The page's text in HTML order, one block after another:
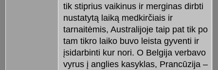
tik stiprius vaikinus ir merginas dirbti
nustatytą laiką medkirčiais ir
tarnaitėmis, Australijoje taip pat tik po
tam tikro laiko buvo leista gyventi ir
įsidarbinti kur nori. O Belgija verbavo
vyrus į anglies kasyklas, Prancūzija –